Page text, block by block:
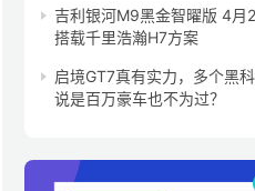
吉利银河M9黑金智曜版 4月
搭载千里浩瀚H7方案
启境GT7真有实力，多个黑
说是百万豪车也不为过？